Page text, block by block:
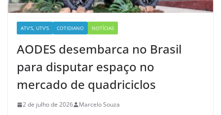
ATV'S, UTV'S COTIDIANO NOTÍCIAS
AODES desembarca no Brasil
para disputar espaço no
mercado de quadriciclos
2 de julho de 2026 Marcelo Souza